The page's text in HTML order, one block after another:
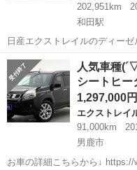
202,951km
和田駅
日産エクストレイルのディー
すので現状引き渡しと名義変
たらと考えています。 距離は202951キロ走っております。通勤で使い
ますので距離は少し伸びます...
秋田 和田駅
人気車種
シートヒー
1,297,000円
エクストレイ
91,000km
男鹿市
お車の詳細こちらから↓